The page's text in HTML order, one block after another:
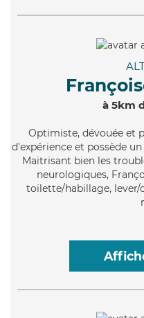
à 5km
Optimiste, dévouée et
d'expérience et possède
Maitrisant bien les
neurologiques,
toilette/habillage,